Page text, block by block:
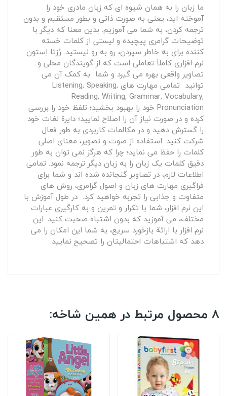
ما زبان را به همان شیوه ای که زبان مادری خود را
آموخته اید، یعنی به صورت ذاتی و بطور مستقیم و بدون
ترجمه کردن، به شما می آموزیم. بدین معنا که دیگر با
توضیحات گرامری پیچیده و لیستی از کلمات خسته
کننده برای به خاطر سپردن، رو به رو نیستید. رُزتا اِستون
نرم افزاری کاملاً تعاملی است که از گویندگان محلی و
تصاویر واقعی بهره می گیرد و شما به کمک آن می
توانید تمامی مهارت های Listening, Speaking,
Reading, Writing, Grammar, Vocabulary,
Pronunciation خود را بهبود بخشید؛ تلفظ خود را بررسی
کرده و در صورت نیاز آن را اصلاح نمایید؛ دایرة لغات خود
را گسترش دهید و در مکالمات کاربردی به طور فعال
شرکت کنید. استفاده از صوت و تصویر، معنای اصلی
کلمات را حفظ می نماید؛ چرا که هرگز نمی توان به طور
دقیق کلمات یک زبان را به زبان دیگر ترجمه نمود. تمامی
اطلاعات لازم، در تصاویر گنجانده شده اند و شما برای
فراگیری مهارت های زبان و اصول گرامری، روش های
متفاوت و جذابی را تجربه خواهید کرد. در طول آموزش با
این نرم افزار، شما با تکرار و تمرین و به کارگیری عبارات
مختلف، می آموزید که بدون اشتباه صحبت کنید. این
نرم افزار با ارائة بازخورد سریع، به شما این امکان را می
دهد که اشتباهات احتمالیتان را تصحیح نمایید.
8 محصول مرتبط در همین شاخه: